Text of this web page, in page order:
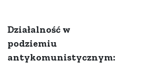
Działalność w
podziemiu
antykomunistycznym: